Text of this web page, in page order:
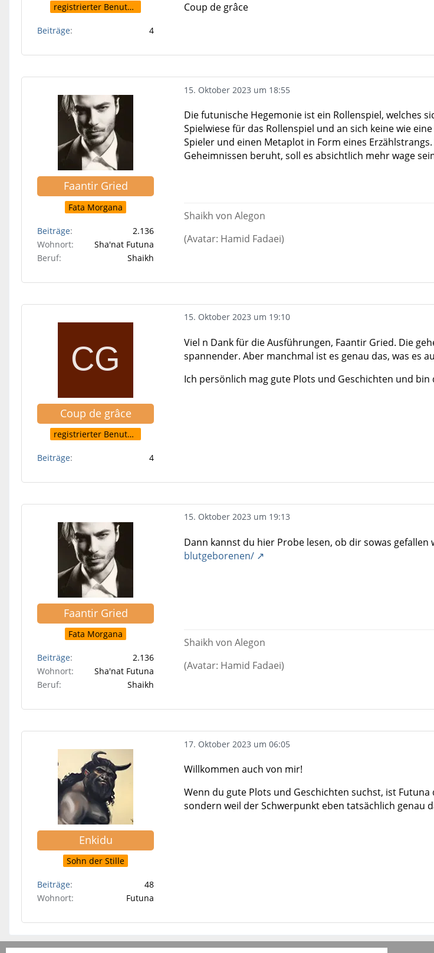
registrierter Benutzer
Beiträge 4
Coup de grâce
Faantir Gried
Fata Morgana
Beiträge
2.136
Wohnort
Sha'nat Futuna
Beruf
Shaikh
15. Oktober 2023 um 18:55
Die futunische Hegemonie ist ein Rollenspiel, welches
Spielwiese für das Rollenspiel und an sich keine wie
Spieler und einen Metaplot in Form eines
Geheimnissen beruht, soll es absichtlich mehr wage
Shaikh von Alegon
(Avatar: Hamid Fadaei)
Coup de grâce
registrierter Benutzer
Beiträge 4
15. Oktober 2023 um 19:10
Viel n Dank für die Ausführungen, Faantir Gried. Die
spannender. Aber manchmal ist es genau das, was es
Ich persönlich mag gute Plots und Geschichten und
Faantir Gried
Fata Morgana
Beiträge
2.136
Wohnort
Sha'nat Futuna
Beruf
Shaikh
15. Oktober 2023 um 19:13
Dann kannst du hier Probe lesen, ob dir sowas gefallen
blutgeborenen/
Shaikh von Alegon
(Avatar: Hamid Fadaei)
Enkidu
Sohn der Stille
Beiträge
48
Wohnort
Futuna
17. Oktober 2023 um 06:05
Willkommen auch von mir!
Wenn du gute Plots und Geschichten suchst, ist
sondern weil der Schwerpunkt eben tatsächlich genau